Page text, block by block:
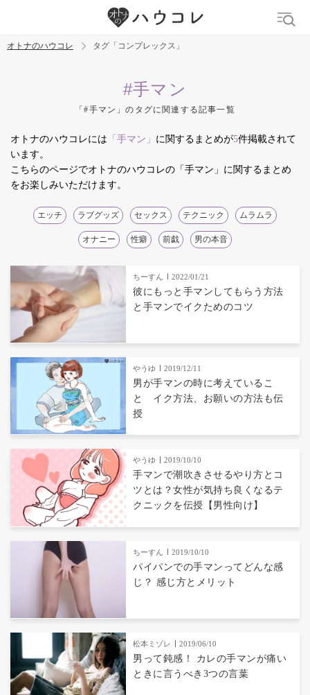
デリケートゾーン 吸うやつ 中折れ ニオイケア
オトナのハウコレ タグ「コンプレックス」
#手マン
「#手マン」のタグに関連する記事一覧
オトナのハウコレには 「手マン」 に関するまとめが5件掲載されて
います。
こちらのページでオトナのハウコレの「手マン」に関するまとめ
をお楽しみいただけます。
エッチ ラブグッズ セックス テクニック ムラムラ
オナニー 性癖 前戯 男の本音
ちーすん 2022/01/21
彼にもっと手マンしてもらう方法
と手マンでイクためのコツ
やうゆ 2019/12/11
男が手マンの時に考えているこ
と イク方法、お願いの方法も伝
授
やうゆ 2019/10/10
手マンで潮吹きさせるやり方とコ
ツとは？女性が気持ち良くなるテ
クニックを伝授【男性向け】
ちーすん 2019/10/10
パイパンでの手マンってどんな感
じ？ 感じ方とメリット
松本ミゾレ 2019/06/10
男って鈍感！ カレの手マンが痛い
ときに言うべき3つの言葉